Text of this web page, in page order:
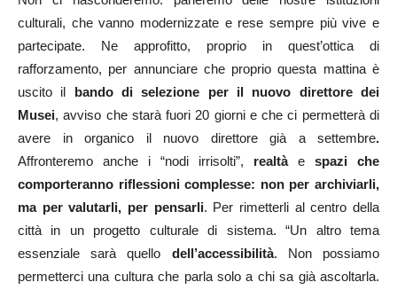
culturali, che vanno modernizzate e rese sempre più vive e
partecipate. Ne approfitto, proprio in quest’ottica di
rafforzamento, per annunciare che proprio questa mattina è
uscito il bando di selezione per il nuovo direttore dei
Musei, avviso che starà fuori 20 giorni e che ci permetterà di
avere in organico il nuovo direttore già a settembre.
Affronteremo anche i “nodi irrisolti”, realtà e spazi che
comporteranno riflessioni complesse: non per archiviarli,
ma per valutarli, per pensarli. Per rimetterli al centro della
città in un progetto culturale di sistema. “Un altro tema
essenziale sarà quello dell’accessibilità. Non possiamo
permetterci una cultura che parla solo a chi sa già ascoltarla.